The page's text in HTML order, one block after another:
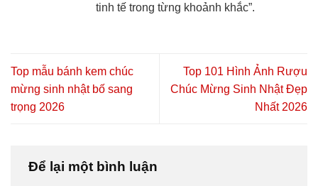
tinh tế trong từng khoảnh khắc”.
Top mẫu bánh kem chúc
mừng sinh nhật bố sang
trọng 2026
Top 101 Hình Ảnh Rượu
Chúc Mừng Sinh Nhật Đẹp
Nhất 2026
Để lại một bình luận